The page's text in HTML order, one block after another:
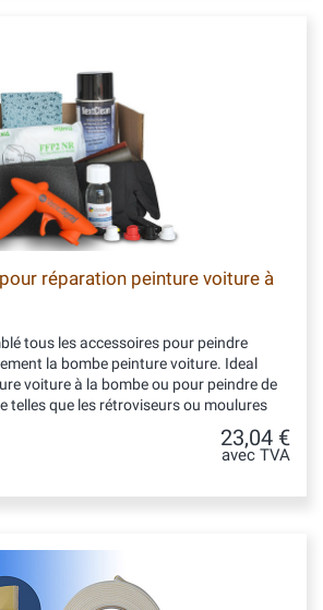
réparation peinture voiture à
tous les accessoires pour peindre
la bombe peinture voiture. Ideal
voiture à la bombe ou pour peindre de
telles que les rétroviseurs ou moulures
23,04 €
avec TVA